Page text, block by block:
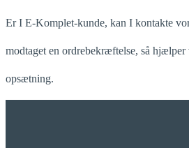
Er I E-Komplet-kunde, kan I kontakte
modtaget en ordrebekræftelse, så
opsætning.